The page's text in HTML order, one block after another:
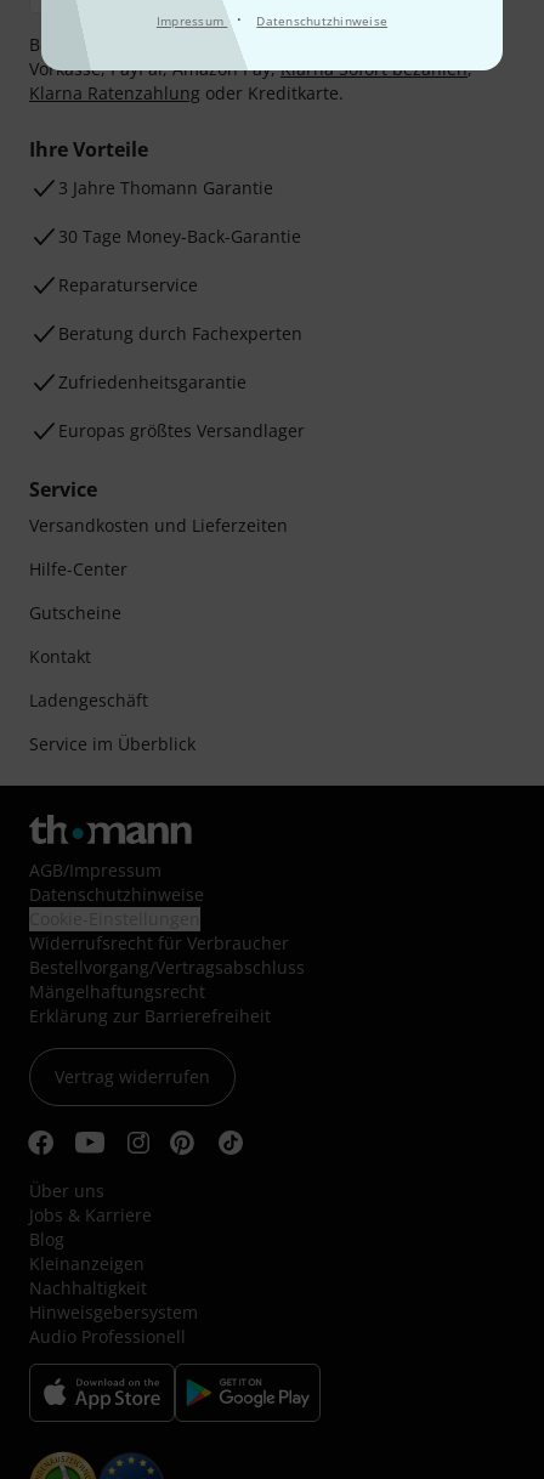
Impressum · Datenschutzhinweise
Bezahlen Sie vertraulich und sicher per Nachnahme,
Vorkasse, PayPal, Amazon Pay,Klarna Sofort bezahlen,
Klarna Ratenzahlung oder Kreditkarte.
Ihre Vorteile
3 Jahre Thomann Garantie
30 Tage Money-Back-Garantie
Reparaturservice
Beratung durch Fachexperten
Zufriedenheitsgarantie
Europas größtes Versandlager
Service
Versandkosten und Lieferzeiten
Hilfe-Center
Gutscheine
Kontakt
Ladengeschäft
Service im Überblick
AGB/Impressum
Datenschutzhinweise
Widerrufsrecht für Verbraucher
Bestellvorgang/Vertragsabschluss
Mängelhaftungsrecht
Erklärung zur Barrierefreiheit
Vertrag widerrufen
Über uns
Jobs & Karriere
Blog
Kleinanzeigen
Nachhaltigkeit
Hinweisgebersystem
Audio Professionell